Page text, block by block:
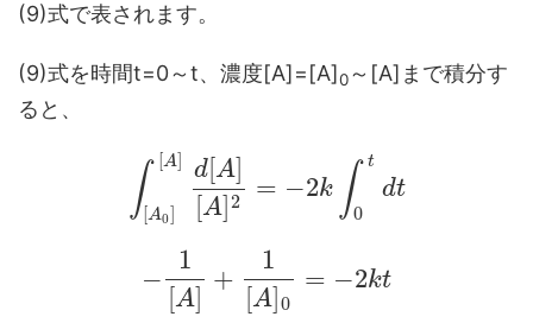
(9)式で表されます。
(9)式を時間t=0～t、濃度[A]=[A]0～[A]まで積分す
ると、
∫ A]
[A0
d[A]
[A 2 = −2k ∫ t
0
dt
−
1
[A]
+
1
[A] 0
= −2kt